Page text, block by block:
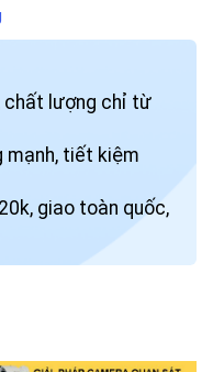
chất lượng chỉ từ
mạnh, tiết kiệm
giao toàn quốc,